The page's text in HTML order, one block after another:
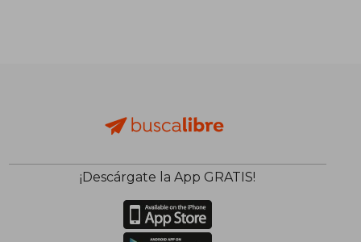
¡Descárgate la App GRATIS!